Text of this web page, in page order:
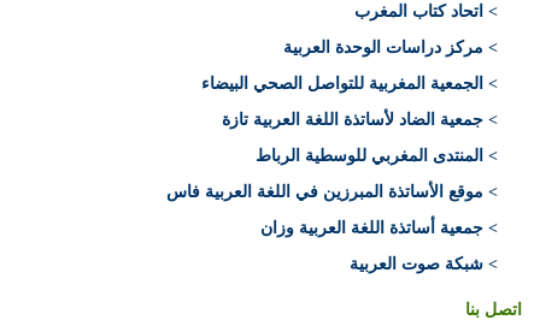
> اتحاد كتاب المغرب
> مركز دراسات الوحدة العربية
> الجمعية المغربية للتواصل الصحي البيضاء
> جمعية الضاد لأساتذة اللغة العربية تازة
> المنتدى المغربي للوسطية الرباط
> موقع الأساتذة المبرزين في اللغة العربية فاس
> جمعية أساتذة اللغة العربية وزان
> شبكة صوت العربية
اتصل بنا